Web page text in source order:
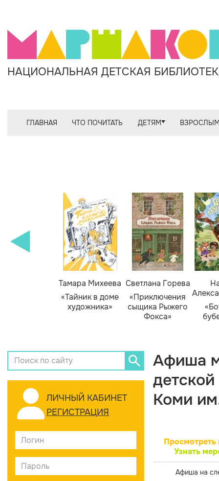
НАЦИОНАЛЬНАЯ ДЕТСКАЯ
ГЛАВНАЯ ЧТО ПОЧИТАТЬ ДЕТЯМ
Тамара Михеева
«Тайник в доме
художника»
Светлана Горева
«Приключения
сыщика Рыжего
Фокса»
ЛИЧНЫЙ КАБИНЕТ
РЕГИСТРАЦИЯ
Афиша
Коми
Просмотреть
Узнать
Афиша на